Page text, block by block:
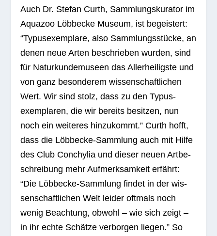
Auch Dr. Ste­fan Curth, Samm­lungs­ku­ra­tor im
Aqua­zoo Löbb­ecke Museum, ist begeis­tert:
“Typus­exem­plare, also Samm­lungs­stü­cke, an
denen neue Arten beschrie­ben wur­den, sind
für Natur­kun­de­mu­seen das Aller­hei­ligste und
von ganz beson­de­rem wis­sen­schaft­li­chen
Wert. Wir sind stolz, dass zu den Typus­
exem­pla­ren, die wir bereits besit­zen, nun
noch ein wei­te­res hin­zu­kommt.” Curth hofft,
dass die Löbb­ecke-Samm­lung auch mit Hilfe
des Club Con­chy­lia und die­ser neuen Art­be­
schrei­bung mehr Auf­merk­sam­keit erfährt:
“Die Löbb­ecke-Samm­lung fin­det in der wis­
sen­schaft­li­chen Welt lei­der oft­mals noch
wenig Beach­tung, obwohl – wie sich zeigt –
in ihr echte Schätze ver­bor­gen lie­gen.” So